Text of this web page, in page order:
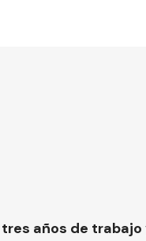
años de